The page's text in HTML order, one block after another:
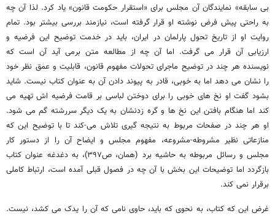
بی سابقه» نمایندگان آن مجلس برای «استقرار حکومت قانون» یاد کرد. لذا آن چه
به راحتی پیش فرض نوشته او قرار گرفته است، نیازمند بررسی بیشتر بود. تمام
روایت او از تاریخ تحول پارلمان در ایران، باید در خدمت توضیح این فرضیه و
ارزیابی آن قرار می گرفت. اما آن چه از مطالعه متن برمی آید آن است که
نویسنده هر چند در توضیح ماجرای تحولات مفهوم قانون، قابلیت و عمق نظر خود
را نشان می دهد اما به خوبی، قادر به پیوند دادن آن به عنوان کتاب نیست. شاید
بشود گفت او نخ های خوبی را برای دوختن لباسی بر قامت فرضیه اش تهیه می
کند اما هنگام بافتن این نخ ها و گره زدنشان به یک دیگر سررشته گم می شود.
او هر چند در صفحات مربوط به نتیجه گیری تلاش می-کند تا با توضیح این که
منازعاتی نظیر مشروطه-مشروعه، مفهوم مجلس و ایضاح آن را از دستور کار
مجلس و رسائل مربوطه به حاشیه برد (همان، ص۳۹۷)، به دغدغه عنوان کتاب
بازگردد اما توضیحات این بخش با آن چه در فصول قبلی آمده است، ارتباط کاملی
برقرار نمی کند.
غرض این که کتاب، به نحوی که باید، حاوی نامی که آن را یدک می کشد، نیست.